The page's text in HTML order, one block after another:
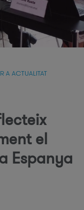
A ACTUALITAT
el
Espanya